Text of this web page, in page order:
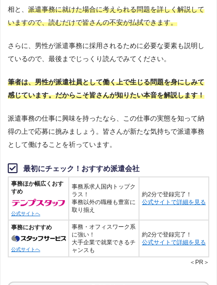
相と、 派遣事務に就けた場合に考えられる問題を詳しく解説して
いますので、読むだけで皆さんの不安が払拭できます。
さらに、男性が派遣事務に採用されるために必要な要素も説明し
ているので、最後までじっくり読んでみてください。
筆者は、男性が派遣社員として働く上で生じる問題を身にしみて
感じています。だからこそ皆さんが知りたい本音を解説します！
派遣事務の仕事に興味を持ったなら、この仕事の実態を知って納
得の上で応募に挑みましょう。皆さんが新たな気持ちで派遣事務
として働けることを祈っています。
最初にチェック！おすすめ派遣会社
事務ほか幅広くおす
すめ
公式サイトへ
事務系求人国内トップク
ラス！
事務以外の職種も豊富に
取り揃え
約2分で登録完了！
公式サイトで詳細を見る
事務におすすめ
公式サイトへ
事務・オフィスワーク系
に強い！
大手企業で就業できるチ
ャンスも
約2分で登録完了！
公式サイトで詳細を見る
＜PR＞